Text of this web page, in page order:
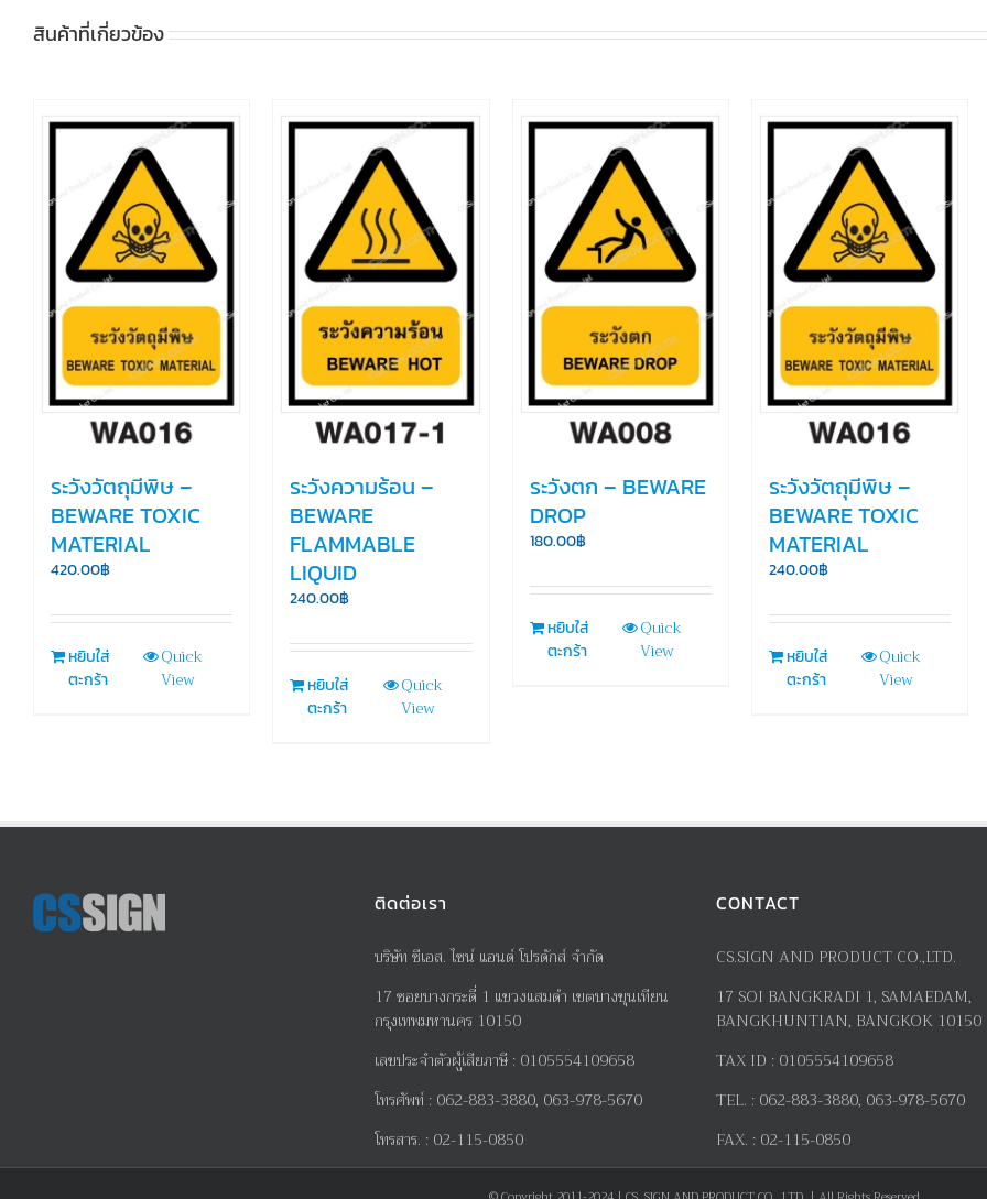
สินค้าที่เกี่ยวข้อง
ระวังวัตถุมีพิษ –
BEWARE TOXIC
MATERIAL
420.00฿
หยิบใส่
ตะกร้า
Quick
View
ระวังความร้อน –
BEWARE
FLAMMABLE
LIQUID
240.00฿
หยิบใส่
ตะกร้า
Quick
View
ระวังตก – BEWARE
DROP
180.00฿
หยิบใส่
ตะกร้า
Quick
View
ระวังวัตถุมีพิษ –
BEWARE TOXIC
MATERIAL
240.00฿
หยิบใส่
ตะกร้า
Quick
View
ติดต่อเรา
บริษัท ซีเอส. ไซน์ แอนด์ โปรดักส์ จำกัด
17ซอยบางกระดี่ 1 แขวงแสมดำ เขตบางขุนเทียน
กรุงเทพมหานคร 10150
เลขประจำตัวผู้เสียภาษี :0105554109658
โทรศัพท์:062-883-3880, 063-978-5670
โทรสาร. :02-115-0850
CONTACT
CS.SIGN AND PRODUCT CO.,LTD.
17 SOI BANGKRADI 1, SAMAEDAM,
BANGKHUNTIAN, BANGKOK 10150
TAX ID :0105554109658
TEL. :062-883-3880, 063-978-5670
FAX. :02-115-0850